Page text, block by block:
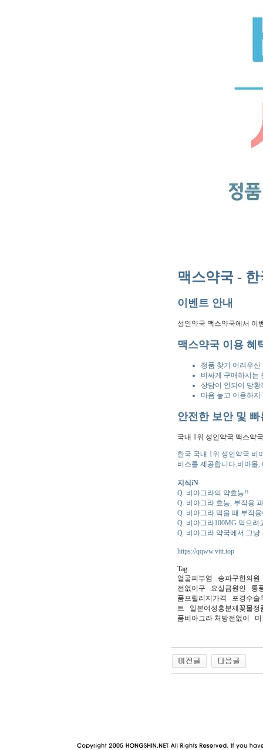
맥스약국 -
이벤트 안내
성인약국 맥스약국에서 이
맥스약국 이용 혜
정품 찾기 어려우신
비싸게 구매하시는
상담이 안되어 당황
마음 놓고 이용하
안전한 보안 및 빠
국내 1위 성인약국 맥스약
한국 국내 1위 성인약국 비
비스를 제공합니다.비아몰
지식iN
Q. 비아그라의 약효능!!
Q. 비아그라 효능, 부작용
Q. 비아그라 먹을 때 부작
Q. 비아그라100MG 먹으려
Q. 비아그라 약국에서 그냥
https://qqww.vitt.top
Tag:
얼굴피부염 송파구한의
전없이구 요실금원인 통
품프­릴리지가격 포경수
트 일본여성흥분제꽃물
품비아그라 처방전없이